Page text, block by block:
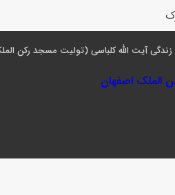
آیت الله کلباسی (تولیت مسجد رکن